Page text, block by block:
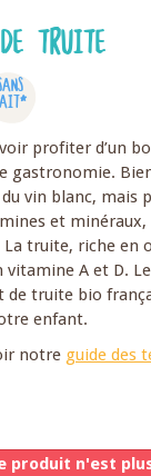
TRUITE
profiter d’un
gastronomie.
vin blanc, mais
et
truite, riche en
vitamine A et D.
de truite bio
enfant.
notre guide des
produit n'est